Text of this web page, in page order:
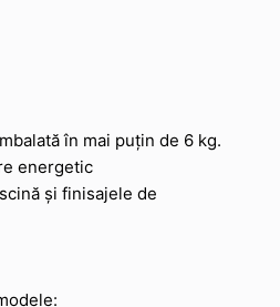
în mai puțin de 6 kg.
energetic
și finisajele de